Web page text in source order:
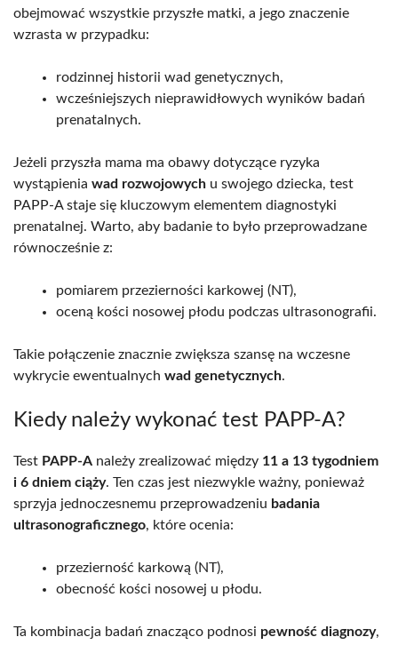
obejmować wszystkie przyszłe matki, a jego znaczenie
wzrasta w przypadku:
rodzinnej historii wad genetycznych,
wcześniejszych nieprawidłowych wyników badań
prenatalnych.
Jeżeli przyszła mama ma obawy dotyczące ryzyka
wystąpienia wad rozwojowych u swojego dziecka, test
PAPP-A staje się kluczowym elementem diagnostyki
prenatalnej. Warto, aby badanie to było przeprowadzane
równocześnie z:
pomiarem przezierności karkowej (NT),
oceną kości nosowej płodu podczas ultrasonografii.
Takie połączenie znacznie zwiększa szansę na wczesne
wykrycie ewentualnych wad genetycznych.
Kiedy należy wykonać test PAPP-A?
Test PAPP-A należy zrealizować między 11 a 13 tygodniem
i 6 dniem ciąży. Ten czas jest niezwykle ważny, ponieważ
sprzyja jednoczesnemu przeprowadzeniu badania
ultrasonograficznego, które ocenia:
przezierność karkową (NT),
obecność kości nosowej u płodu.
Ta kombinacja badań znacząco podnosi pewność diagnozy,